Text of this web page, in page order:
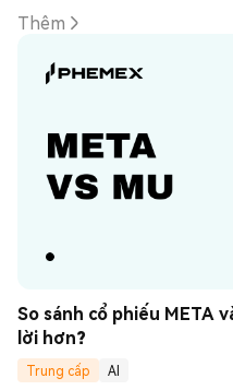
Thêm
So sánh cổ phiếu META
lời hơn?
Trung cấp
AI